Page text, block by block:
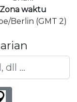
Zona waktu
Berlin (GMT 2)